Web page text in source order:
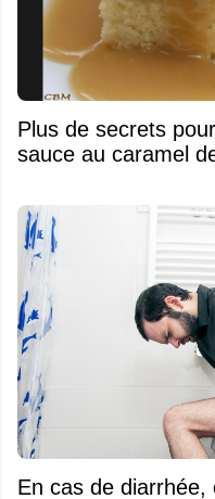
Plus de secrets
sauce au caramel
En cas de